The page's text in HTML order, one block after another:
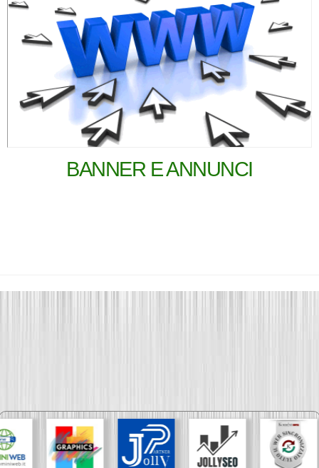
BANNER E ANNUNCI